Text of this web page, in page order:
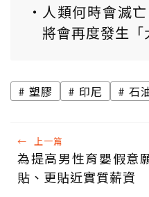
人類何時會滅
將會再度發生「
塑膠 印尼 石
← 上一篇
為提高男性育嬰假意
貼、更貼近實質薪資